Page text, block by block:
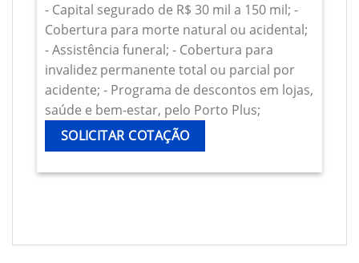
- Capital segurado de R$ 30 mil a 150 mil; -
Cobertura para morte natural ou acidental;
- Assistência funeral; - Cobertura para
invalidez permanente total ou parcial por
acidente; - Programa de descontos em lojas,
saúde e bem-estar, pelo Porto Plus;
SOLICITAR COTAÇÃO